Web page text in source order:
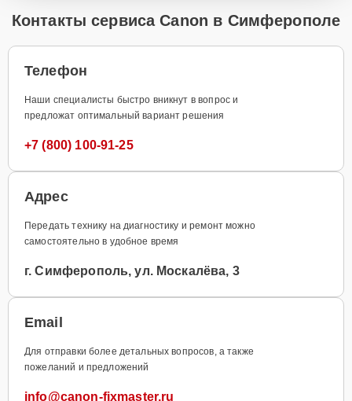
Контакты сервиса Canon в Симферополе
Телефон
Наши специалисты быстро вникнут в вопрос и
предложат оптимальный вариант решения
+7 (800) 100-91-25
Адрес
Передать технику на диагностику и ремонт можно
самостоятельно в удобное время
г. Симферополь, ул. Москалёва, 3
Email
Для отправки более детальных вопросов, а также
пожеланий и предложений
info@canon-fixmaster.ru